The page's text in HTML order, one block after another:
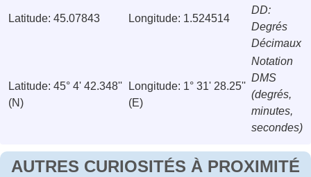
Latitude: 45.07843 Longitude: 1.524514
DD:
Degrés
Décimaux
Latitude: 45° 4' 42.348''
(N)
Longitude: 1° 31' 28.25''
(E)
Notation
DMS
(degrés,
minutes,
secondes)
AUTRES CURIOSITÉS À PROXIMITÉ